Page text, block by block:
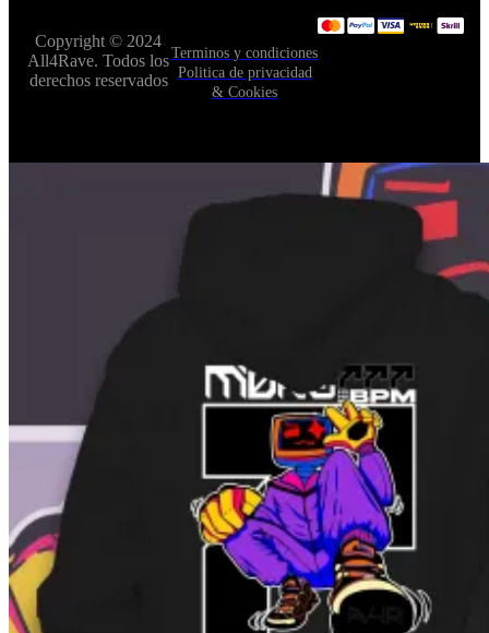
Copyright © 2024
All4Rave. Todos los
derechos reservados
Terminos y condiciones
Politica de privacidad
& Cookies